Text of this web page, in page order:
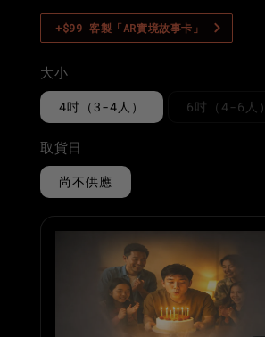
+$99 客製「AR實境故事卡」
大小
4吋（3-4人） 6吋（4-6人）
取貨日
尚不供應